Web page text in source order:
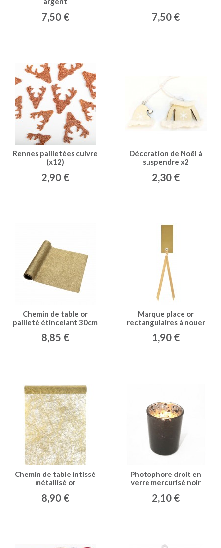
7,50 € 7,50 €
Rennes pailletées cuivre
(x12)
2,90 €
Décoration de Noël à
suspendre x2
2,30 €
Chemin de table or
pailleté étincelant 30cm
8,85 €
Marque place or
rectangulaires à nouer
1,90 €
Chemin de table intissé
métallisé or
8,90 €
Photophore droit en
verre mercurisé noir
2,10 €